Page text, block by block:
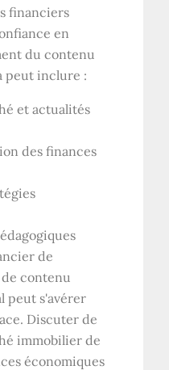
financiers
en
du contenu
peut inclure :
et actualités
des finances
de
contenu
peut s'avérer
Discuter de
immobilier de
économiques